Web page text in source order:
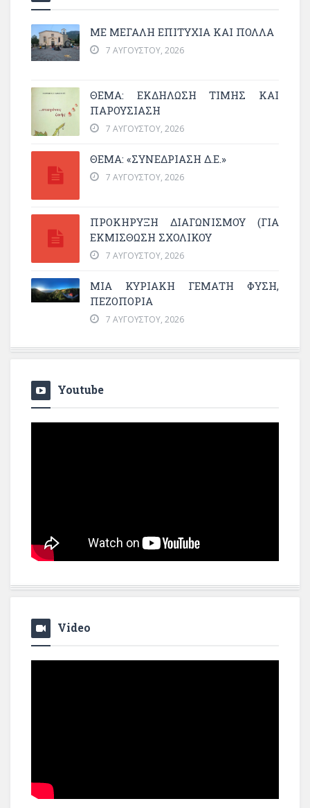
ΜΕ ΜΕΓΆΛΗ ΕΠΙΤΥΧΊΑ ΚΑΙ ΠΟΛΛΆ
7 ΑΥΓΟΎΣΤΟΥ, 2026
ΘΈΜΑ: ΕΚΔΉΛΩΣΗ ΤΙΜΉΣ ΚΑΙ
ΠΑΡΟΥΣΊΑΣΗ
7 ΑΥΓΟΎΣΤΟΥ, 2026
ΘΕΜΑ: «ΣΥΝΕΔΡΊΑΣΗ Δ.Ε.»
7 ΑΥΓΟΎΣΤΟΥ, 2026
ΠΡΟΚΗΡΥΞΗ ΔΙΑΓΩΝΙΣΜΟΥ (ΓΙΑ
ΕΚΜΊΣΘΩΣΗ ΣΧΟΛΙΚΟΎ
7 ΑΥΓΟΎΣΤΟΥ, 2026
ΜΙΑ ΚΥΡΙΑΚΉ ΓΕΜΆΤΗ ΦΎΣΗ,
ΠΕΖΟΠΟΡΊΑ
7 ΑΥΓΟΎΣΤΟΥ, 2026
Youtube
Video